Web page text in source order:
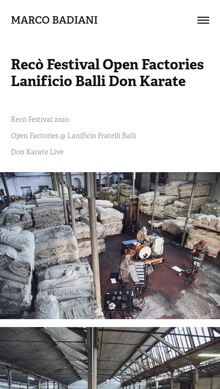
MARCO BADIANI
Recò Festival Open Factories
Lanificio Balli Don Karate
Recò Festival 2020
Open Factories @ Lanificio Fratelli Balli
Don Karate Live